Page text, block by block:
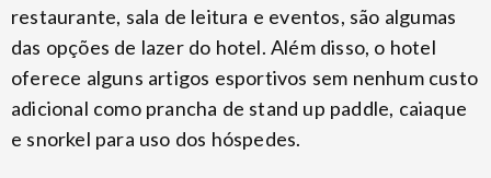
restaurante, sala de leitura e eventos, são algumas
das opções de lazer do hotel. Além disso, o hotel
oferece alguns artigos esportivos sem nenhum custo
adicional como prancha de stand up paddle, caiaque
e snorkel para uso dos hóspedes.